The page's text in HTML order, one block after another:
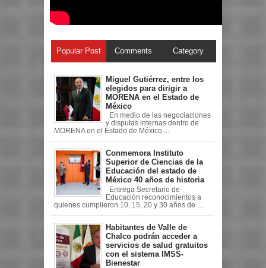
Popular Post Comments Category
Miguel Gutiérrez, entre los
elegidos para dirigir a
MORENA en el Estado de
México
En medio de las negociaciones
y disputas internas dentro de
MORENA en el Estado de México ...
Conmemora Instituto
Superior de Ciencias de la
Educación del estado de
México 40 años de historia
Entrega Secretario de
Educación reconocimientos a
quienes cumplieron 10, 15, 20 y 30 años de ...
Habitantes de Valle de
Chalco podrán acceder a
servicios de salud gratuitos
con el sistema IMSS-
Bienestar